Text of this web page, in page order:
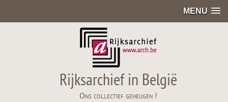
MENU
Rijksarchief in België
Ons collectief geheugen !